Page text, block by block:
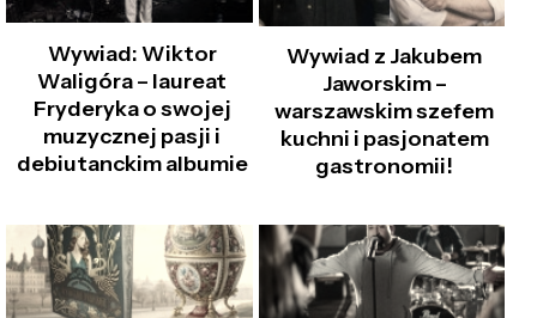
Wywiad: Wiktor
Waligóra – laureat
Fryderyka o swojej
muzycznej pasji i
debiutanckim albumie
Wywiad z Jakubem
Jaworskim –
warszawskim szefem
kuchni i pasjonatem
gastronomii!